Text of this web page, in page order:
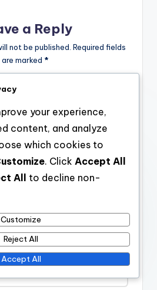
a Reply
not be published. Required fields
are marked *
your experience,
content, and analyze
which cookies to
. Click Accept All
All
to decline non-
Customize
Reject All
Accept All